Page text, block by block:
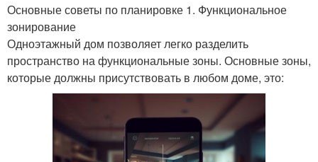
Основные советы по планировке 1. Функциональное
зонирование
Одноэтажный дом позволяет легко разделить
пространство на функциональные зоны. Основные зоны,
которые должны присутствовать в любом доме, это: